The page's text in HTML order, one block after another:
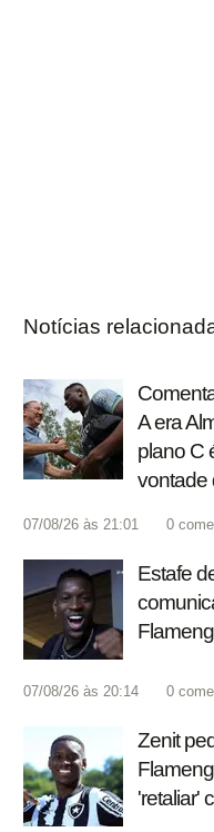
Notícias
A era
plano C
vontade
07/08/26 às 21:01 0
Estafe
07/08/26 às 20:14 0
Zenit
'retaliar'